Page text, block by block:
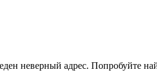
неверный адрес. Попробуйте